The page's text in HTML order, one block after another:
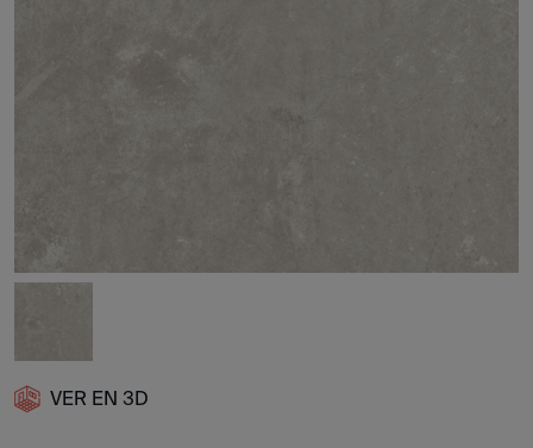
VER EN 3D